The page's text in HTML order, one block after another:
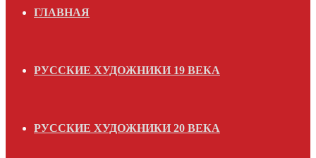
ГЛАВНАЯ
РУССКИЕ ХУДОЖНИКИ 19 ВЕКА
РУССКИЕ ХУДОЖНИКИ 20 ВЕКА